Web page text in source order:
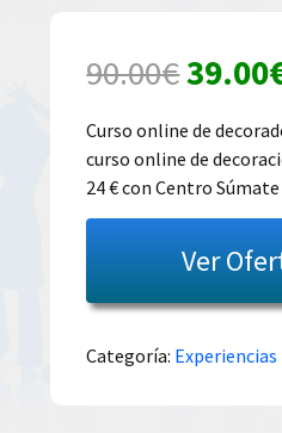
90.00€El
precio
era:
39.00
Curso online de
curso online de
24 € con Centro Súmate
Ver
Categoría: Experiencias